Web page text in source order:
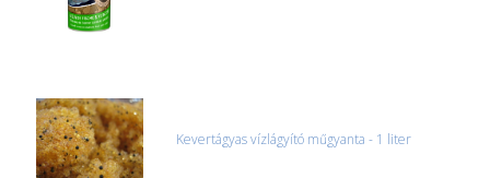
Kevertágyas vízlágyító műgyanta - 1 liter